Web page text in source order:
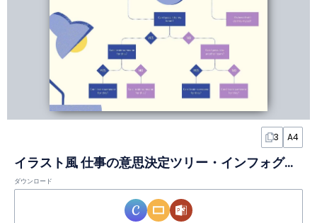
3 A4
イラスト風 仕事の意思決定ツリー・インフォグラフィック
ダウンロード